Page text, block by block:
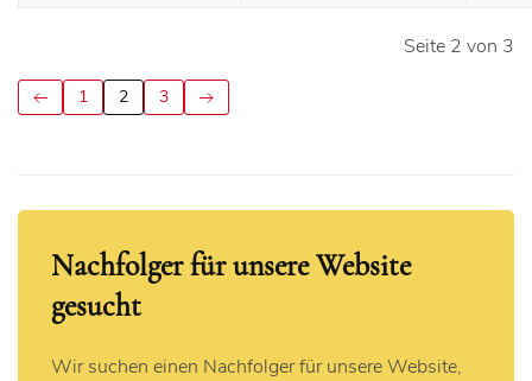
Seite 2 von 3
1 2 3
Nachfolger für unsere Website
gesucht
Wir suchen einen Nachfolger für unsere Website,